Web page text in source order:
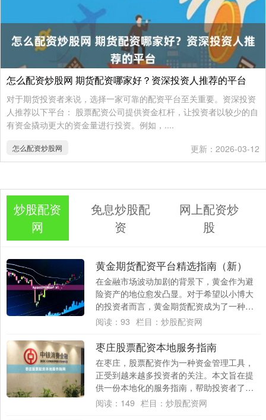
怎么配资炒股网 期货配资哪家好？资深投资人推荐的平台
对于期货投资者来说，选择一家可靠的配资平台至关重要。资深投资
人推荐以下平台： 股票配资公司提供资金杠杆，让投资者以较少的自
有资金撬动更大的资金量进行投资。例如，....
怎么配资炒股网 更新：2026-03-12
炒股配资
网
免息炒股配
资
网上配资炒
股
黄金期货配资平台精选指南（新）
在金融市场波动加剧的背景下，黄金作为避
险资产的地位愈发凸显。对于希望以小博大
的投资者而言，黄金期货配资成为了一种高
效的投资工具。然而，面对市场上纷繁复杂
阅读： 93 栏目： 炒股配资网
枣庄股票配资本地服务指南
在枣庄，股票配资作为一种资金管理工具，
正受到越来越多投资者的关注。本文旨在提
供一份本地化的服务指南，帮助投资者了解
配资的基本流程、选择正规渠道的要点以及
阅读： 149 栏目： 炒股配资网